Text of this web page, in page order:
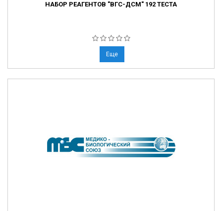
НАБОР РЕАГЕНТОВ "ВГС-ДСМ" 192 ТЕСТА
Еще